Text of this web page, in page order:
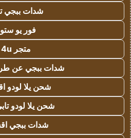
شدات ببجي
فور يو
متجر 4u
شدات ببجي عن
شحن يلا لودو
شحن يلا لودو
شدات ببجي